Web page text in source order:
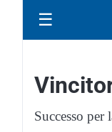
☰
Successo